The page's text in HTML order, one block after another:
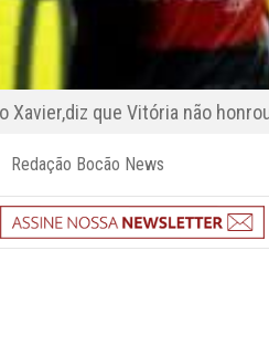
Xavier,diz que Vitória não
Bocão News